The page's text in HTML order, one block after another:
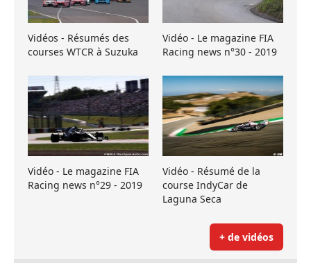
Vidéos - Résumés des
courses WTCR à Suzuka
Vidéo - Le magazine FIA
Racing news n°30 - 2019
Vidéo - Le magazine FIA
Racing news n°29 - 2019
Vidéo - Résumé de la
course IndyCar de
Laguna Seca
+ de vidéos